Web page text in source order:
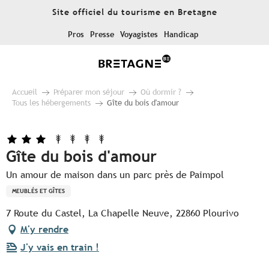
Site officiel du tourisme en Bretagne
Pros Presse Voyagistes Handicap
Accueil Préparer mon séjour
Où dormir ?
Tous les hébergements
Gîte du bois d'amour
Gîte du bois d'amour
Un amour de maison dans un parc près de Paimpol
MEUBLÉS ET GÎTES
7 Route du Castel, La Chapelle Neuve, 22860 Plourivo
M'y rendre
J'y vais en train !